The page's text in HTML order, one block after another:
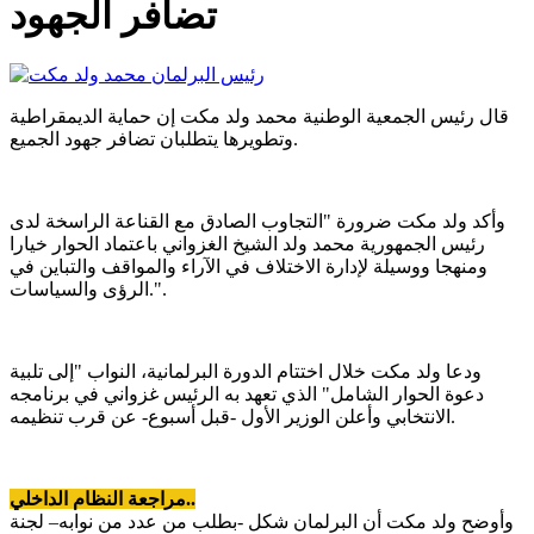
تضافر الجهود
قال رئيس الجمعية الوطنية محمد ولد مكت إن حماية الديمقراطية
وتطويرها يتطلبان تضافر جهود الجميع.
وأكد ولد مكت ضرورة "التجاوب الصادق مع القناعة الراسخة لدى
رئيس الجمهورية محمد ولد الشيخ الغزواني باعتماد الحوار خيارا
ومنهجا ووسيلة لإدارة الاختلاف في الآراء والمواقف والتباين في
الرؤى والسياسات.".
ودعا ولد مكت خلال اختتام الدورة البرلمانية، النواب "إلى تلبية
دعوة الحوار الشامل" الذي تعهد به الرئيس غزواني في برنامجه
الانتخابي وأعلن الوزير الأول -قبل أسبوع- عن قرب تنظيمه.
مراجعة النظام الداخلي..
وأوضح ولد مكت أن البرلمان شكل -بطلب من عدد من نوابه– لجنة